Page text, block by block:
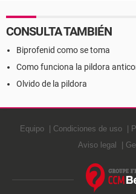
CONSULTA TAMBIÉN
Biprofenid como se toma
Como funciona la pildora
Olvido de la pildora
Equipo Condiciones de uso
Aviso legal